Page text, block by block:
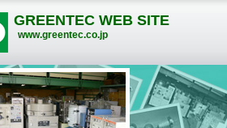
GREENTEC WEB SITE
www.greentec.co.jp